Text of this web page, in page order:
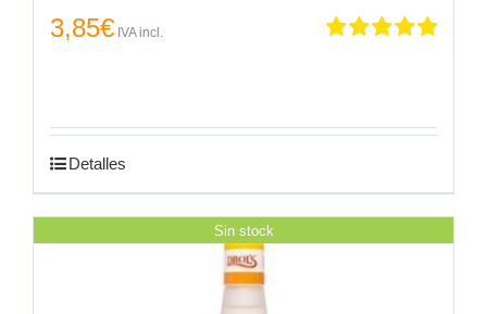
3,85€ IVA incl.
Detalles
Sin stock